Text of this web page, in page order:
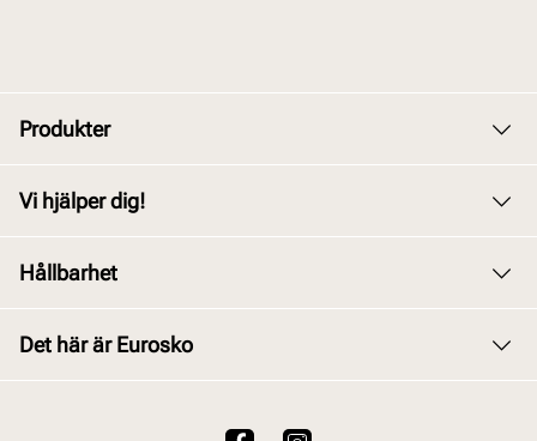
Produkter
Barn
Vi hjälper dig!
Köpvillkor
Hållbarhet
Det här är Eurosko